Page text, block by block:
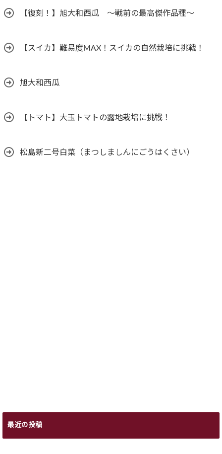
【復刻！】旭大和西瓜 ～戦前の最高傑作品種～
【スイカ】難易度MAX！スイカの自然栽培に挑戦！
旭大和西瓜
【トマト】大玉トマトの露地栽培に挑戦！
松島新二号白菜（まつしましんにごうはくさい）
最近の投稿